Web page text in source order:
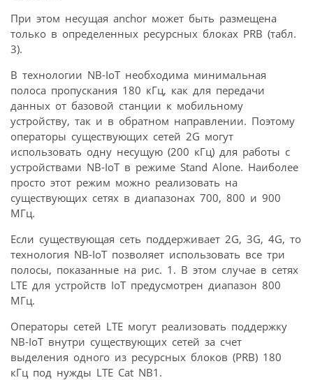
При этом несущая anchor может быть размещена
только в определенных ресурсных блоках PRB (табл.
3).
В технологии NB-IoT необходима минимальная
полоса пропускания 180 кГц, как для передачи
данных от базовой станции к мобильному
устройству, так и в обратном направлении. Поэтому
операторы существующих сетей 2G могут
использовать одну несущую (200 кГц) для работы с
устройствами NB-IoT в режиме Stand Alone. Наиболее
просто этот режим можно реализовать на
существующих сетях в диапазонах 700, 800 и 900
МГц.
Если существующая сеть поддерживает 2G, 3G, 4G, то
технология NB-IoT позволяет использовать все три
полосы, показанные на рис. 1. В этом случае в сетях
LTE для устройств IoT предусмотрен диапазон 800
МГц.
Операторы сетей LTE могут реализовать поддержку
NB-IoT внутри существующих сетей за счет
выделения одного из ресурсных блоков (PRB) 180
кГц под нужды LTE Cat NB1.